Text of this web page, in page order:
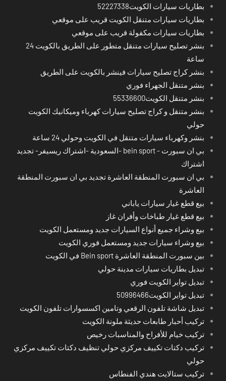
بطاريات سيارات الكويت52227338
بطاريات سيارات متنقل الكويت قريب على موقعي
بطاريات سيارات مكفولة قريب على موقعي
بنشر تصليح سيارات متنقل متطور على الطريق بالكويت 24
ساعة
بنشر كراج تصليح سيارات فينشر بالكويت على الطريق
بنشر متنقل الجهراء فوري
بنشر متنقل الكويت55336600
بنشر متنقل و كراج تصليح سيارات كهرباء وميكانيك الكويت
حولي
بنشر وكهرباء سيارات متنقل في الكويت وحولي 24 ساعة
بي ان سبورت - bein sport -السعودية -اشتراك ريسيفر- تجديد
اشتراك
بي ان سبورت المنطقة العاشرة تجديد بي ان سبورت المنطقة
العاشرة
بيع قطع غيار سيارات ياباني
بيع قطع غيار طباخات وأفران غاز
بيع وشراء جميع أنواع السيارات جديد ومستعمل الكويت
بيع وشراء سيارات جديد ومستعمل فوري الكويت
بين سبورت المنطقة العاشرة Bein sport في الكويت
تبديل بطاريات سيارات مدينة حولي
تبديل تواير الكويت فوري
تبديل تواير الكويت50996466
تبديل شاشة تلفون الرقعي وتامين اكسسوارات تلفون الكويت
تركيب أحبار طابعات حديثة ملونة الكويت
تركيب خيام للأفراح والمناسبات رخيص
تركيب دكتات تكييف مركزي حولي تنظيف دكتات تكييف مركزي
حولي
تركيب ستالايت هندي الفنطاس